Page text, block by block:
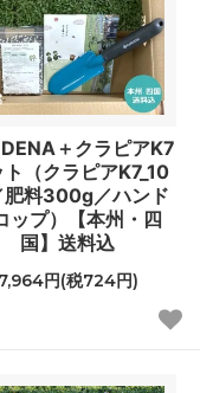
＋クラピアK7
ト（クラピアK7_10
肥料300g／ハンド
ップ）【本州・四
国】送料込
7,964円(税724円)